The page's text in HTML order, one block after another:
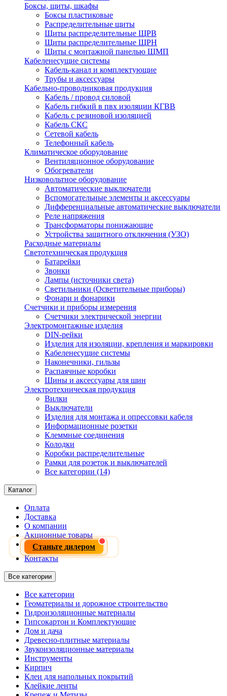
Боксы, щиты, шкафы
Боксы пластиковые
Распределительные щиты
Щиты распределительные ЩРВ
Щиты распределительные ЩРН
Щиты с монтажной панелью ЩМП
Кабеленесущие системы
Кабель-канал и комплектующие
Трубы и аксессуары
Кабельно-проводниковая продукция
Кабель / провод силовой
Кабель гибкий в пвх изоляции КГВВ
Кабель с резиновой изоляцией
Кабель СКС
Сетевой кабель
Телефонный кабель
Климатическое оборудование
Вентиляционное оборудование
Обогреватели
Низковольтное оборудование
Автоматические выключатели
Вспомогательные элементы и аксессуары
Дифференциальные автоматические выключатели
Реле напряжения
Трансформаторы понижающие
Устройства защитного отключения (УЗО)
Расходные материалы
Светотехническая продукция
Батарейки
Звонки
Лампы (источники света)
Светильники (Осветительные приборы)
Фонари и фонарики
Счетчики и приборы измерения
Счетчики электрической энергии
Электромонтажные изделия
DIN-рейки
Изделия для изоляции, крепления и маркировки
Кабеленесущие системы
Наконечники, гильзы
Распаячные коробки
Шины и аксессуары для шин
Электротехническая продукция
Вилки
Выключатели
Изделия для монтажа и опрессовки кабеля
Информационные розетки
Клеммные соединения
Колодки
Коробки распределительные
Рамки для розеток и выключателей
Все категории (14)
Каталог
Оплата
Доставка
О компании
Акционные товары
Станьте дилером
Контакты
Все категории
Все категории
Геоматериалы и дорожное строительство
Гидроизоляционные материалы
Гипсокартон и Комплектующие
Дом и дача
Древесно-плитные материалы
Звукоизоляционные материалы
Инструменты
Кирпич
Клеи для напольных покрытий
Клейкие ленты